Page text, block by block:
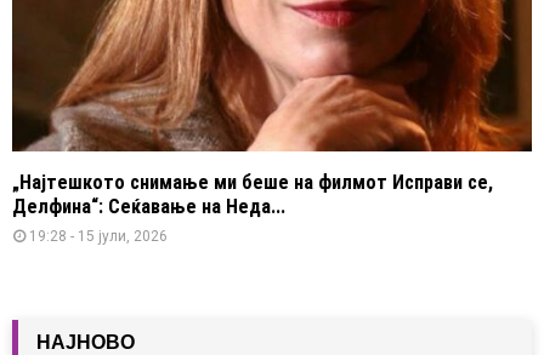
„Најтешкото снимање ми беше на филмот Исправи се,
Делфина“: Сеќавање на Неда...
19:28 - 15 јули, 2026
НАЈНОВО